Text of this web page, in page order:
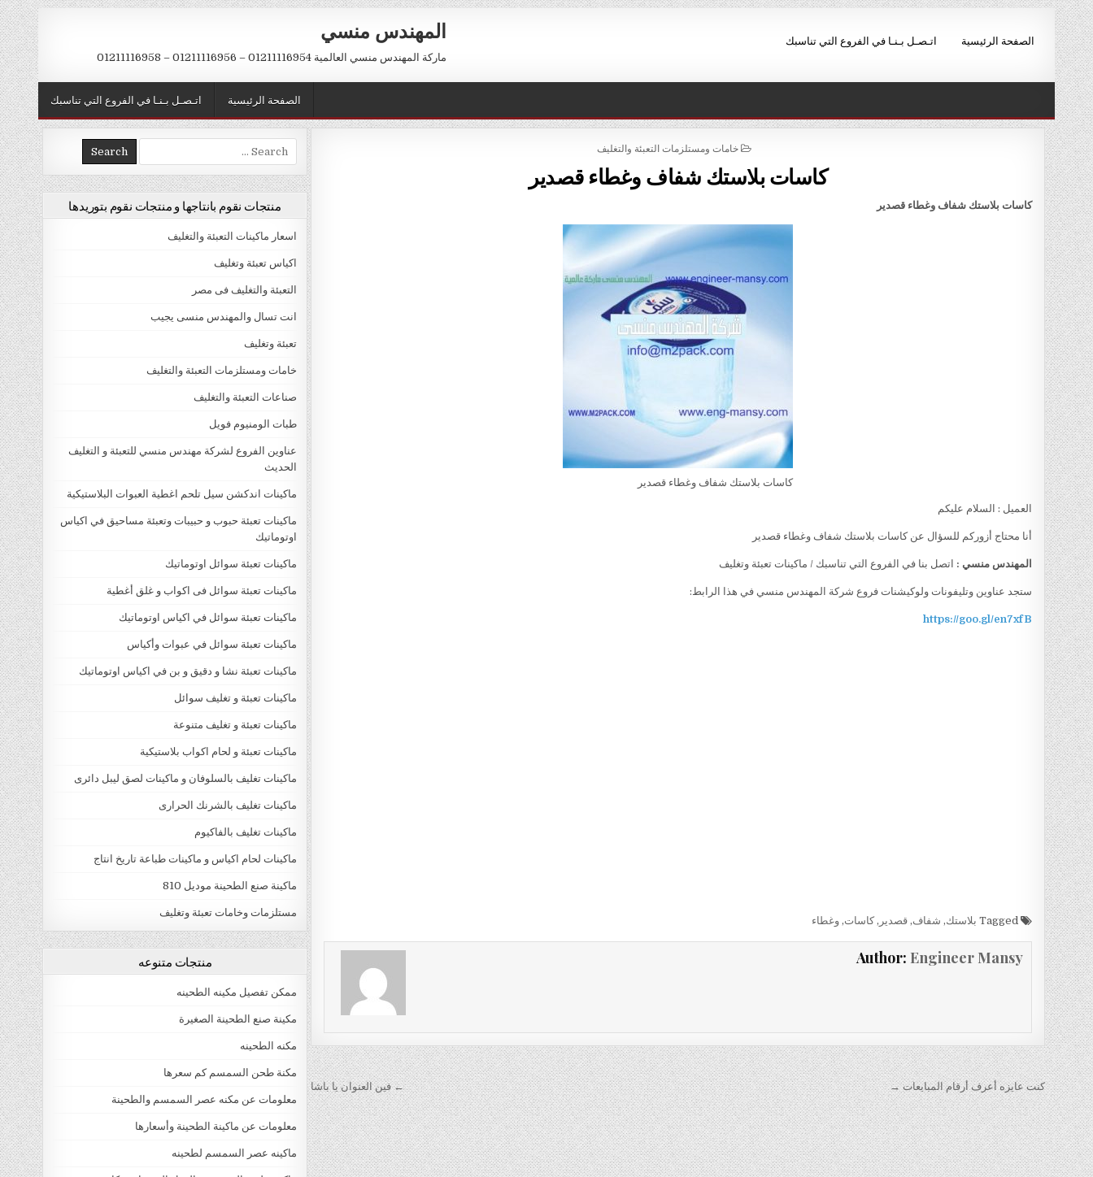
Skip
to
content
المهندس منسي
ماركة المهندس منسي العالمية 01211116954 – 01211116956 – 01211116958
اتـصـل بـنـا في الفروع التي تناسبك الصفحة الرئيسية
اتـصـل بـنـا في الفروع التي تناسبك الصفحة الرئيسية
POSTED
خامات ومستلزمات التعبئة والتغليف
كاسات بلاستك شفاف وغطاء قصدير
كاسات بلاستك شفاف وغطاء قصدير
كاسات بلاستك شفاف وغطاء قصدير
العميل : السلام عليكم
أنا محتاج أزوركم للسؤال عن كاسات بلاستك شفاف وغطاء قصدير
المهندس منسي : اتصل بنا في الفروع التي تناسبك / ماكينات تعبئة وتغليف
ستجد عناوين وتليفونات ولوكيشنات فروع شركة المهندس منسي في هذا الرابط:
https://goo.gl/en7xfB
Tagged بلاستك, شفاف,قصدير ,كاسات,وغطاء
Author: Engineer Mansy
تصفّح
المقالات
← فين العنوان يا باشا كنت عايزه أعرف أرقام المبايعات →
Search
for:
منتجات نقوم بانتاجها و منتجات نقوم بتوريدها
اسعار ماكينات التعبئة والتغليف
اكياس تعبئة وتغليف
التعبئة والتغليف فى مصر
انت تسال والمهندس منسى يجيب
تعبئة وتغليف
خامات ومستلزمات التعبئة والتغليف
صناعات التعبئة والتغليف
طبات الومنيوم فويل
عناوين الفروع لشركة مهندس منسي للتعبئة و التغليف
الحديث
ماكينات اندكشن سيل تلحم اغطية العبوات البلاستيكية
ماكينات تعبئة حبوب و حبيبات وتعبئة مساحيق في اكياس
اوتوماتيك
ماكينات تعبئة سوائل اوتوماتيك
ماكينات تعبئة سوائل فى اكواب و غلق أغطية
ماكينات تعبئة سوائل في اكياس اوتوماتيك
ماكينات تعبئة سوائل في عبوات وأكياس
ماكينات تعبئة نشا و دقيق و بن في اكياس اوتوماتيك
ماكينات تعبئة و تغليف سوائل
ماكينات تعبئة و تغليف متنوعة
ماكينات تعبئة و لحام اكواب بلاستيكية
ماكينات تغليف بالسلوفان و ماكينات لصق ليبل دائرى
ماكينات تغليف بالشرنك الحرارى
ماكينات تغليف بالفاكيوم
ماكينات لحام اكياس و ماكينات طباعة تاريخ انتاج
ماكينة صنع الطحينة موديل 810
مستلزمات وخامات تعبئة وتغليف
منتجات متنوعه
ممكن تفصيل مكينه الطحينه
مكينة صنع الطحينة الصغيرة
مكنه الطحينه
مكنة طحن السمسم كم سعرها
معلومات عن مكنه عصر السمسم والطحينة
معلومات عن ماكينة الطحينة وأسعارها
ماكينه عصر السمسم لطحينه